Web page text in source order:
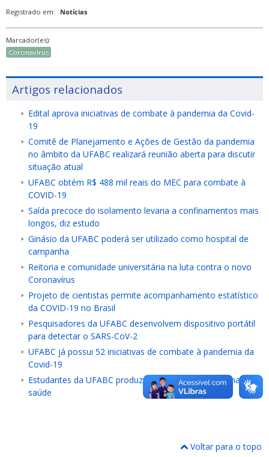
Registrado em: Notícias
Marcador(es):
Coronavírus
Artigos relacionados
Edital aprova iniciativas de combate à pandemia da Covid-
19
Comitê de Planejamento e Ações de Gestão da pandemia
no âmbito da UFABC realizará reunião aberta para discutir
situação atual
UFABC obtém R$ 488 mil reais do MEC para combate à
COVID-19
Saída precoce do isolamento levaria a confinamentos mais
longos, diz estudo
Ginásio da UFABC poderá ser utilizado como hospital de
campanha
Reitoria e comunidade universitária na luta contra o novo
Coronavírus
Projeto de cientistas permite acompanhamento estatístico
da COVID-19 no Brasil
Pesquisadores da UFABC desenvolvem dispositivo portátil
para detectar o SARS-CoV-2
UFABC já possui 52 iniciativas de combate à pandemia da
Covid-19
Estudantes da UFABC produzem EPIs para profissionais da
saúde
Voltar para o topo